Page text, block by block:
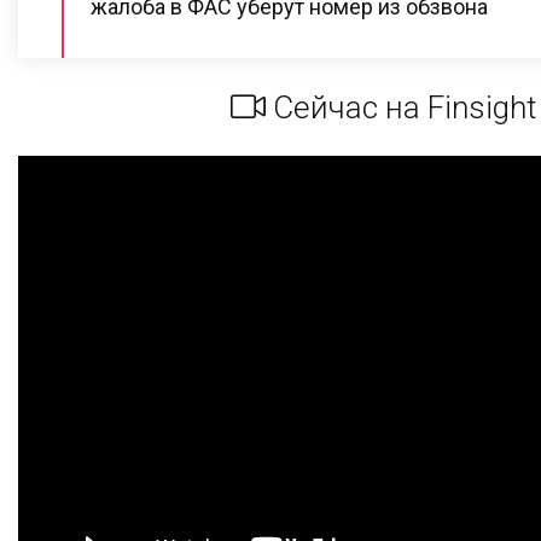
жалоба в ФАС уберут номер из обзвона
Сейчас на Finsight